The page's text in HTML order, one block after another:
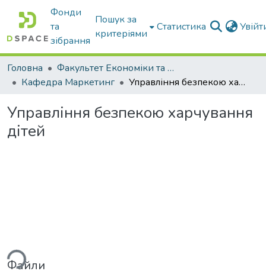
Фонди
та
зібрання
Пошук за
критеріями
Статистика
Головна
Факультет Економіки та бізнесу
Кафедра Маркетинг
Управління безпекою харчування дітей
Управління безпекою харчування
дітей
Файли